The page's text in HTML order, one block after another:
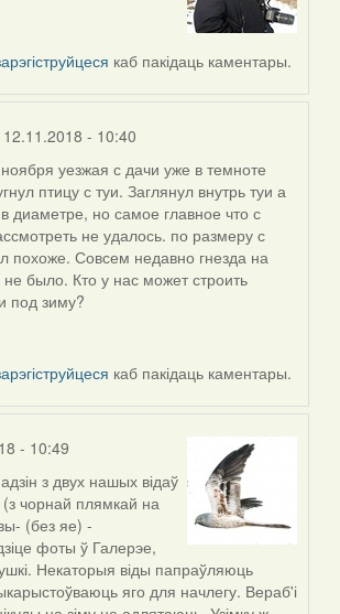
каб пакідаць каментары.
- 10:40
уезжая с дачи уже в темноте
птицу с туи. Заглянул внутрь туи а
диаметре, но самое главное что с
не удалось. по размеру с
похоже. Совсем недавно гнезда на
было. Кто у нас может строить
под зиму?
каб пакідаць каментары.
- 10:49
з двух нашых відаў
чорнай плямкай на
(без яе) -
фоты ў Галерэе,
Некаторыя віды папраўляюць
яго для начлегу. Вераб'і